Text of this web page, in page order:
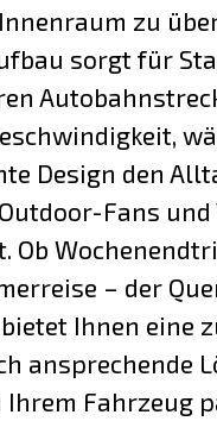
zu
sorgt für
Design den
Fans
Ob
– der
Ihnen eine
ansprechende
Ihrem Fahrzeug